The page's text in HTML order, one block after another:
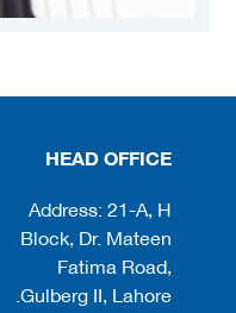
HEAD OFFICE
Address: 21-A, H
Block, Dr. Mateen
Fatima Road,
Gulberg II, Lahore.